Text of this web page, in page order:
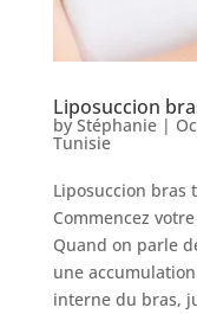
articles
Avant
Après
Liposuccion
by Stéphanie|
Tunisie
Liposuccion bras
Commencez
Quand on parle
une
interne du bras,